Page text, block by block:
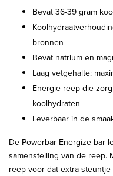
Bevat 36-39 gram
bronnen
Bevat natrium en
Laag vetgehalte:
Energie reep die
koolhydraten
Leverbaar in de
De Powerbar Energize bar
samenstelling van de reep.
reep voor dat extra